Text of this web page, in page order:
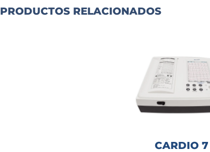
PRODUCTOS RELACIONADOS
CARDIO 7